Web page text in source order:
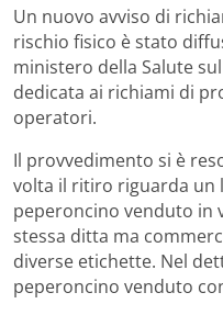
Un nuovo avviso di
rischio fisico è stato
ministero della Salute
dedicata ai richiami di
operatori.
Il provvedimento si è
volta il ritiro riguarda un
peperoncino venduto in
stessa ditta ma
diverse etichette. Nel
peperoncino venduto